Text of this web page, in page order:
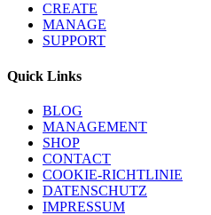
CREATE
MANAGE
SUPPORT
Quick Links
BLOG
MANAGEMENT
SHOP
CONTACT
COOKIE-RICHTLINIE
DATENSCHUTZ
IMPRESSUM